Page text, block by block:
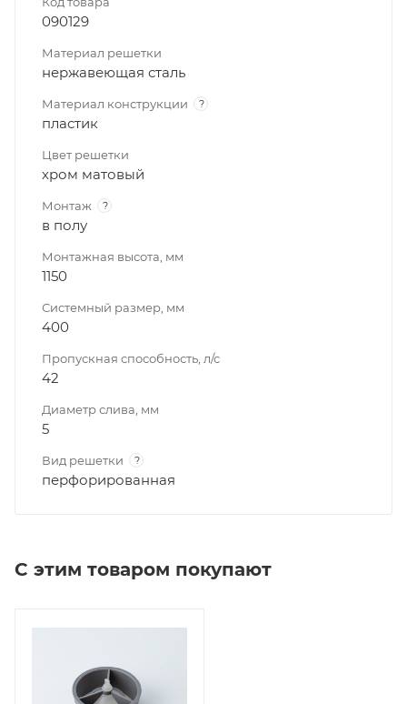
090129
Материал решетки
нержавеющая сталь
Материал конструкции ?
пластик
Цвет решетки
хром матовый
Монтаж ?
в полу
Монтажная высота, мм
1150
Системный размер, мм
400
Пропускная способность, л/с
42
Диаметр слива, мм
5
Вид решетки ?
перфорированная
С этим товаром покупают